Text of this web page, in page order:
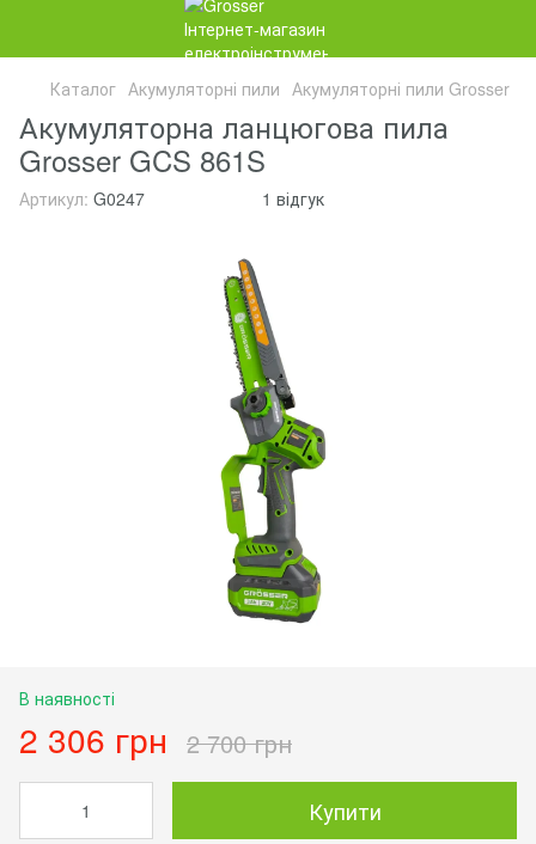
Каталог Акумуляторні пили Акумуляторні пили Grosser
Акумуляторна ланцюгова пила
Grosser GCS 861S
Артикул: G0247 1 відгук
В наявності
2 306 грн 2 700 грн
Купити